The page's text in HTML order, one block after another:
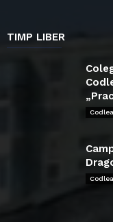
TIMP LIBER
Codlea
Codlea